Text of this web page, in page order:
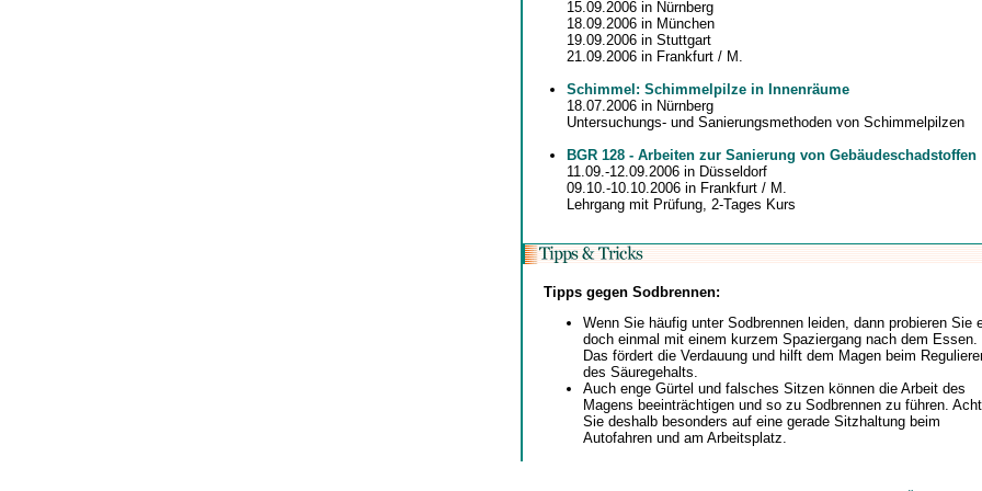
15.09.2006 in Nürnberg
18.09.2006 in München
19.09.2006 in Stuttgart
21.09.2006 in Frankfurt / M.
Schimmel: Schimmelpilze in Innenräume
18.07.2006 in Nürnberg
Untersuchungs- und Sanierungsmethoden von Schimmelpilzen
BGR 128 - Arbeiten zur Sanierung von Gebäudeschadstoffen
11.09.-12.09.2006 in Düsseldorf
09.10.-10.10.2006 in Frankfurt / M.
Lehrgang mit Prüfung, 2-Tages Kurs
Tipps gegen Sodbrennen:
Wenn Sie häufig unter Sodbrennen leiden, dann probieren Sie
doch einmal mit einem kurzem Spaziergang nach dem Essen.
Das fördert die Verdauung und hilft dem Magen beim
des Säuregehalts.
Auch enge Gürtel und falsches Sitzen können die Arbeit des
Magens beeinträchtigen und so zu Sodbrennen zu führen.
Sie deshalb besonders auf eine gerade Sitzhaltung beim
Autofahren und am Arbeitsplatz.